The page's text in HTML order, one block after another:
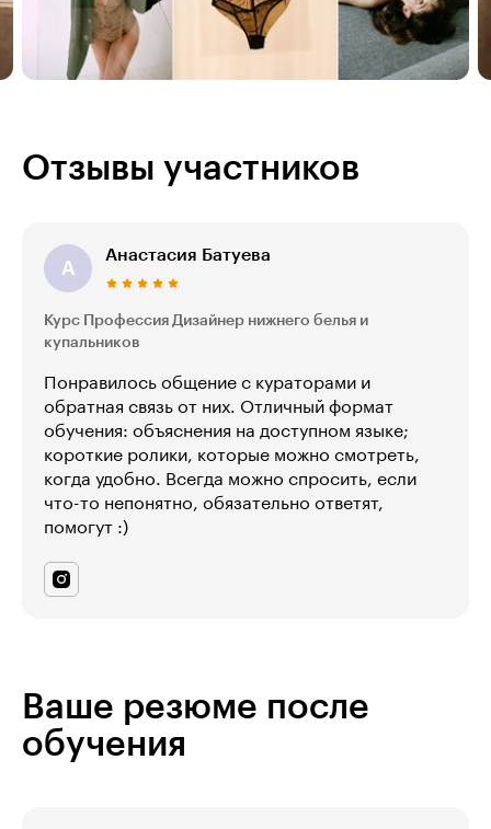
Отзывы участников
А
Анастасия Батуева
Курс Профессия Дизайнер нижнего белья и
купальников
Понравилось общение с кураторами и
обратная связь от них. Отличный формат
обучения: объяснения на доступном языке;
короткие ролики, которые можно смотреть,
когда удобно. Всегда можно спросить, если
что-то непонятно, обязательно ответят,
помогут :)
Ваше резюме после
обучения